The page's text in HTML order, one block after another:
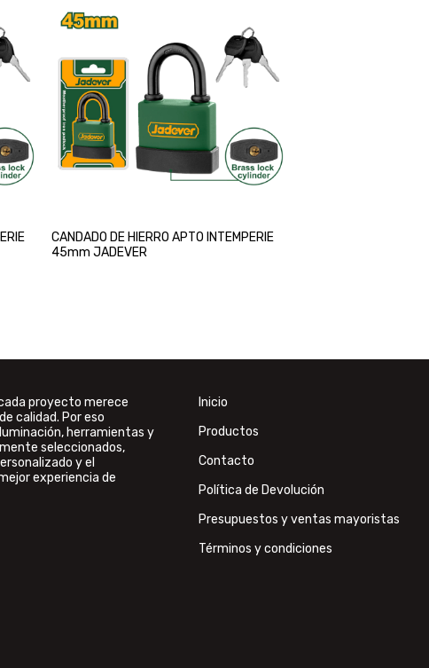
CANDADO DE HIERRO APTO INTEMPERIE
45mm JADEVER
proyecto merece
calidad. Por eso
herramientas y
seleccionados,
y el
experiencia de
Inicio
Productos
Contacto
Política de Devolución
Presupuestos y ventas mayoristas
Términos y condiciones